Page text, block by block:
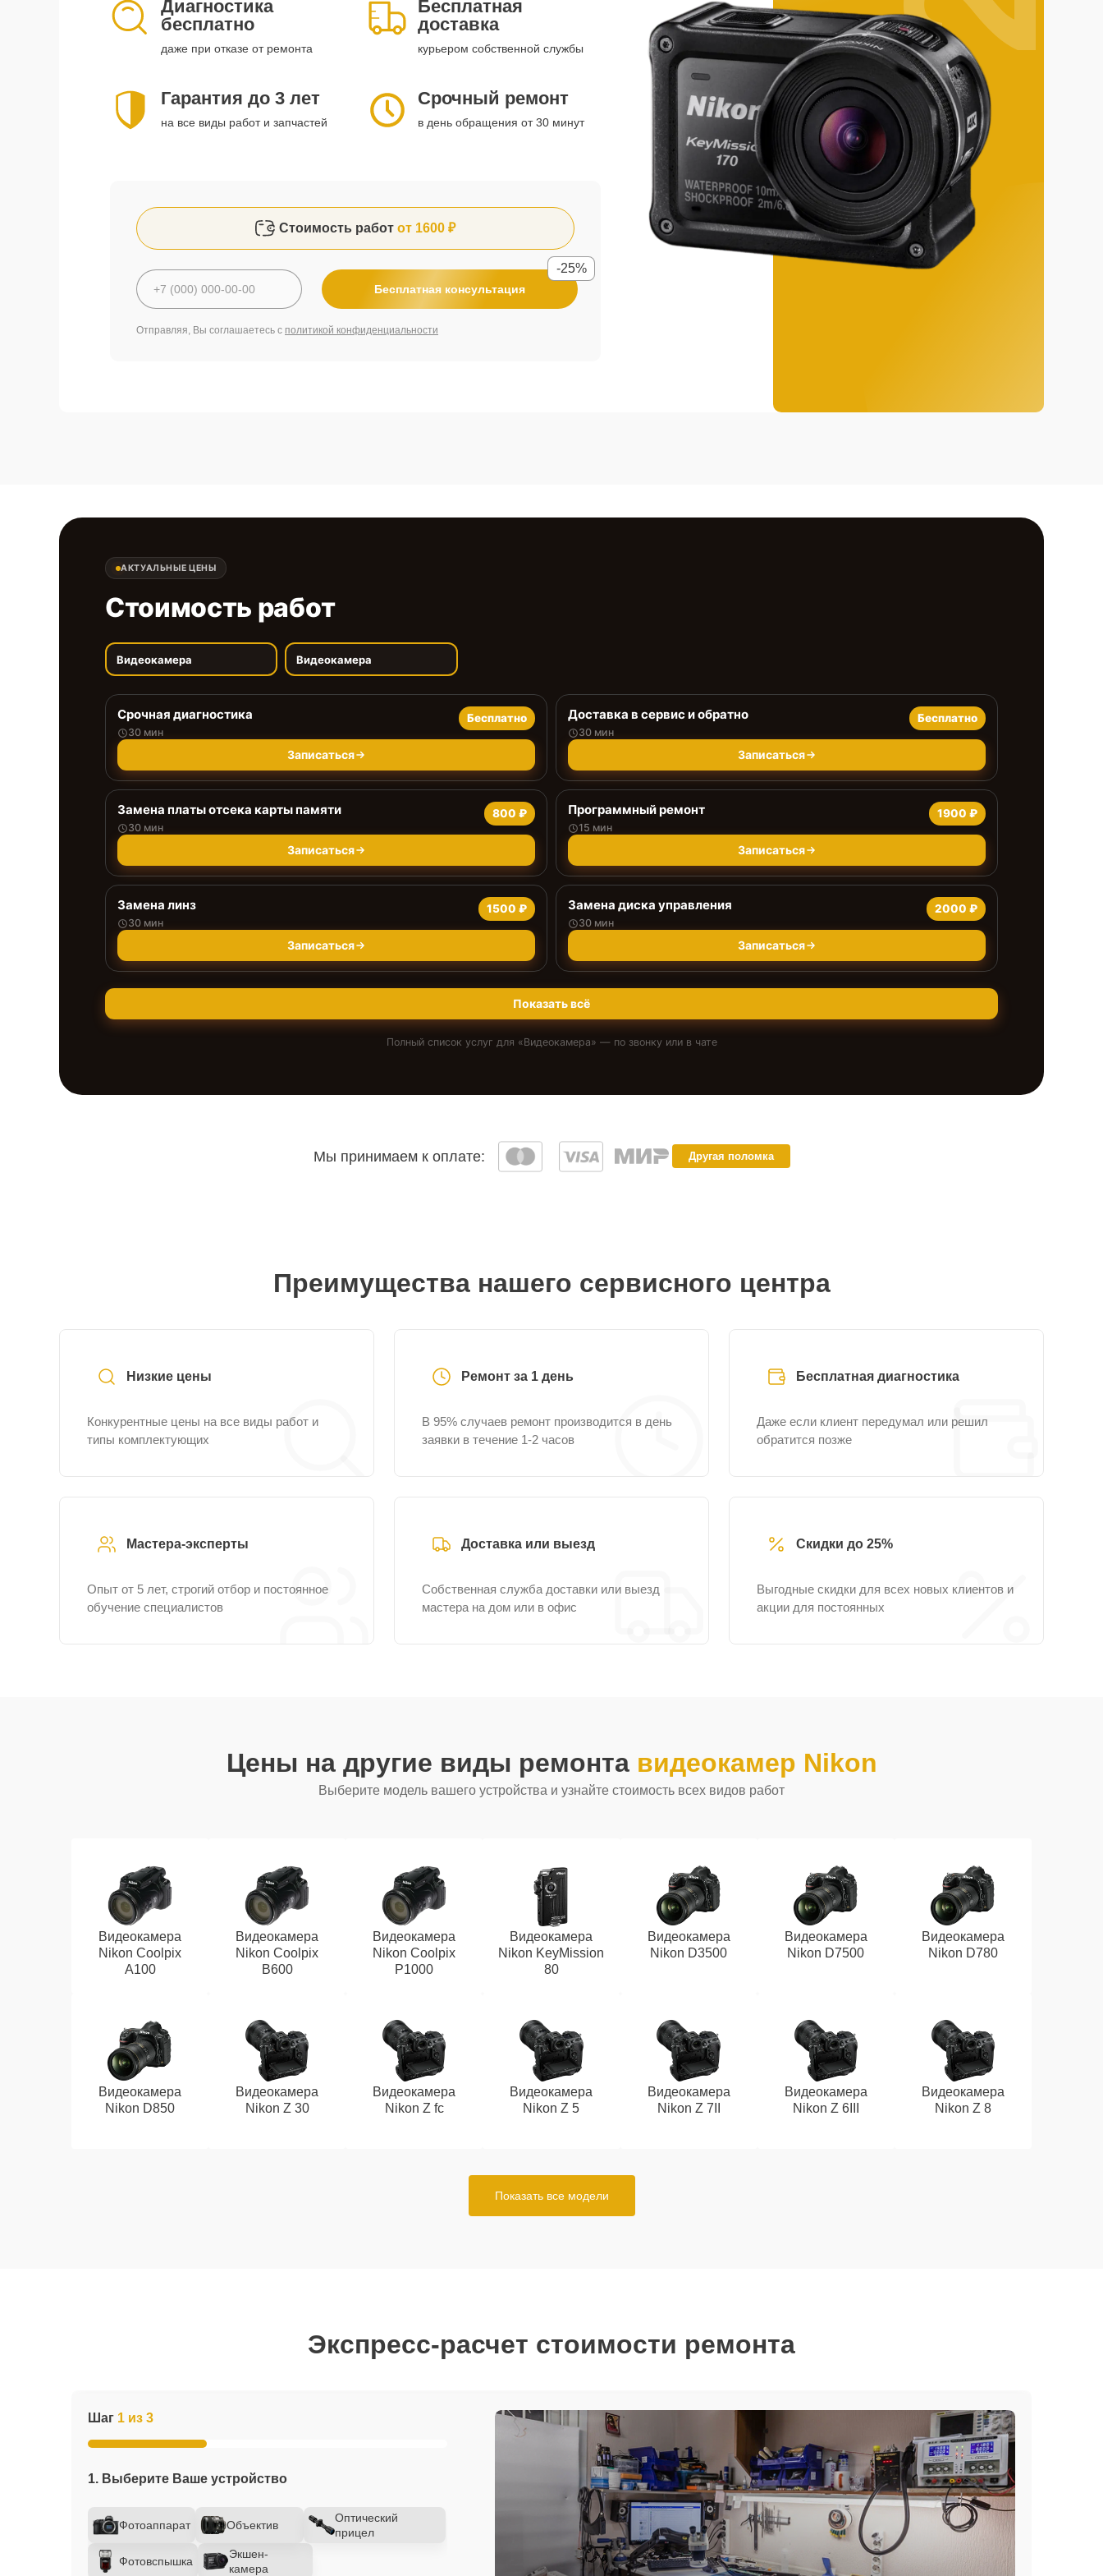
Диагностика
бесплатно
даже при отказе от ремонта
Бесплатная
доставка
курьером собственной службы
Гарантия до 3 лет
на все виды работ и запчастей
Срочный ремонт
в день обращения от 30 минут
Стоимость работ от 1600 ₽
Бесплатная консультация
-25%
Отправляя, Вы соглашаетесь с политикой конфиденциальности
АКТУАЛЬНЫЕ ЦЕНЫ
Стоимость работ
Видеокамера Видеокамера
Срочная диагностика
30 мин
Бесплатно
Записаться
Доставка в сервис и обратно
30 мин
Бесплатно
Записаться
Замена платы отсека карты памяти
30 мин
800 ₽
Записаться
Программный ремонт
15 мин
1900 ₽
Записаться
Замена линз
30 мин
1500 ₽
Записаться
Замена диска управления
30 мин
2000 ₽
Записаться
Показать всё
Полный список услуг для «Видеокамера» — по звонку или в чате
Мы принимаем к оплате: Другая поломка
Преимущества нашего сервисного центра
Низкие цены
Конкурентные цены на все виды работ и
типы комплектующих
Ремонт за 1 день
В 95% случаев ремонт производится в день
заявки в течение 1-2 часов
Бесплатная диагностика
Даже если клиент передумал или решил
обратится позже
Мастера-эксперты
Опыт от 5 лет, строгий отбор и постоянное
обучение специалистов
Доставка или выезд
Собственная служба доставки или выезд
мастера на дом или в офис
Скидки до 25%
Выгодные скидки для всех новых клиентов и
акции для постоянных
Цены на другие виды ремонта видеокамер Nikon
Выберите модель вашего устройства и узнайте стоимость всех видов работ
Видеокамера
Nikon Coolpix
A100
Видеокамера
Nikon Coolpix
B600
Видеокамера
Nikon Coolpix
P1000
Видеокамера
Nikon KeyMission
80
Видеокамера
Nikon D3500
Видеокамера
Nikon D7500
Видеокамера
Nikon D780
Видеокамера
Nikon D850
Видеокамера
Nikon Z 30
Видеокамера
Nikon Z fc
Видеокамера
Nikon Z 5
Видеокамера
Nikon Z 7II
Видеокамера
Nikon Z 6III
Видеокамера
Nikon Z 8
Показать все модели
Экспресс-расчет стоимости ремонта
Шаг 1 из 3
1. Выберите Ваше устройство
Фотоаппарат Объектив
Оптический
прицел
Фотовспышка
Экшен-
камера